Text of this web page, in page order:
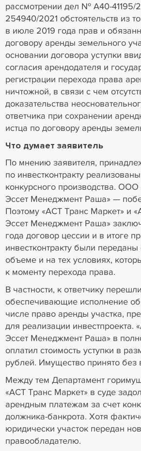
рассмотрении дел № А40-
254940/2021 обстоятельств из
в июле 2019 года прав и
договору аренды земельного
основании договора уступки
согласия арендодателя и
регистрации перехода права
ничтожной, в связи с чем
доказательства
ответчика при сохранении
истца по договору аренды
Что думает заявитель
По мнению заявителя,
по инвестконтракту
конкурсного производства. ООО
Эссет Менеджмент Раша» —
Поэтому «АСТ Транс Маркет» и
Эссет Менеджмент Раша»
года договор цессии и в итоге
инвестконтракту были переданы
объеме и на тех условиях,
к моменту перехода права.
В частности, к ответчику
обеспечивающие исполнение
числе право аренды участка,
для реализации инвестпроекта.
Эссет Менеджмент Раша» в
оплатил стоимость уступки в
рублей. Имущество принято без
Между тем Департамент
«АСТ Транс Маркет» в суде
арендным платежам за счет
должника-банкрота. Хотя
юридически участок передан
правообладателю.